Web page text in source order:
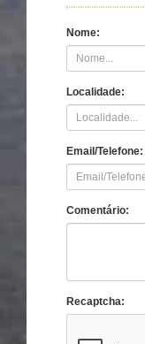
Nome:
Localidade:
Email/Telefone:
Comentário:
Recaptcha: